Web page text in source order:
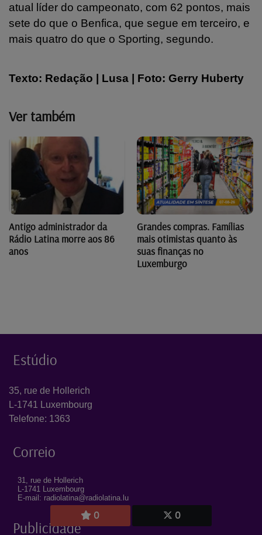
0 0
atual líder do campeonato, com 62 pontos, mais
sete do que o Benfica, que segue em terceiro, e
mais quatro do que o Sporting, segundo.
Texto: Redação | Lusa | Foto: Gerry Huberty
Ver também
Antigo administrador da
Rádio Latina morre aos 86
anos
Grandes compras. Famílias
mais otimistas quanto às
suas finanças no
Luxemburgo
Estúdio
35, rue de Hollerich
L-1741 Luxembourg
Telefone: 1363
Correio
31, rue de Hollerich
L-1741 Luxembourg
E-mail: radiolatina@radiolatina.lu
Publicidade